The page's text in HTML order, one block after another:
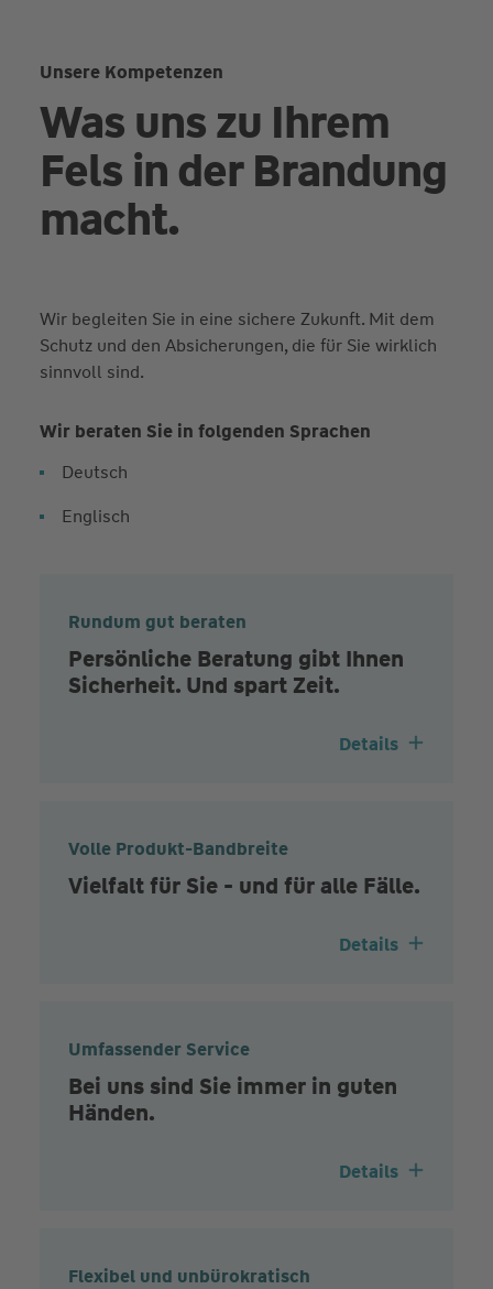
Unsere Kompetenzen
Was uns zu Ihrem
Fels in der Brandung
macht.
Wir begleiten Sie in eine sichere Zukunft. Mit dem
Schutz und den Absicherungen, die für Sie wirklich
sinnvoll sind.
Wir beraten Sie in folgenden Sprachen
Deutsch
Englisch
Rundum gut beraten
Persönliche Beratung gibt Ihnen
Sicherheit. Und spart Zeit.
Details
Volle Produkt-Bandbreite
Vielfalt für Sie - und für alle Fälle.
Details
Umfassender Service
Bei uns sind Sie immer in guten
Händen.
Details
Flexibel und unbürokratisch